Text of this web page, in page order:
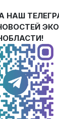
НАШ